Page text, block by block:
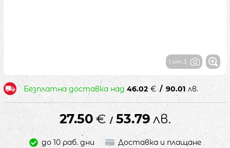
1 от 3
Безплатна доставка над 46.02 € / 90.01 лв.
27.50 € / 53.79 лв.
до 10 раб. дни Доставка и плащане